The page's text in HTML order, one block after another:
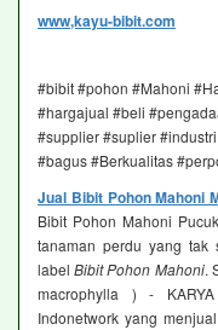
www,kayu-bibit.com
#bibit #pohon #Mahoni
#hargajual #beli
#supplier #suplier
#bagus #Berkualitas
Jual Bibit Pohon Mahoni
Bibit Pohon Mahoni
tanaman perdu yang tak
labelBibit Pohon Mahoni.
macrophylla ) -
Indonetwork yang menjual